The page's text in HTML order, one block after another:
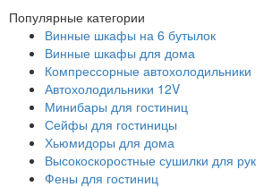
Популярные категории
Винные шкафы на 6 бутылок
Винные шкафы для дома
Компрессорные автохолодильники
Автохолодильники 12V
Минибары для гостиниц
Сейфы для гостиницы
Хьюмидоры для дома
Высокоскоростные сушилки для рук
Фены для гостиниц